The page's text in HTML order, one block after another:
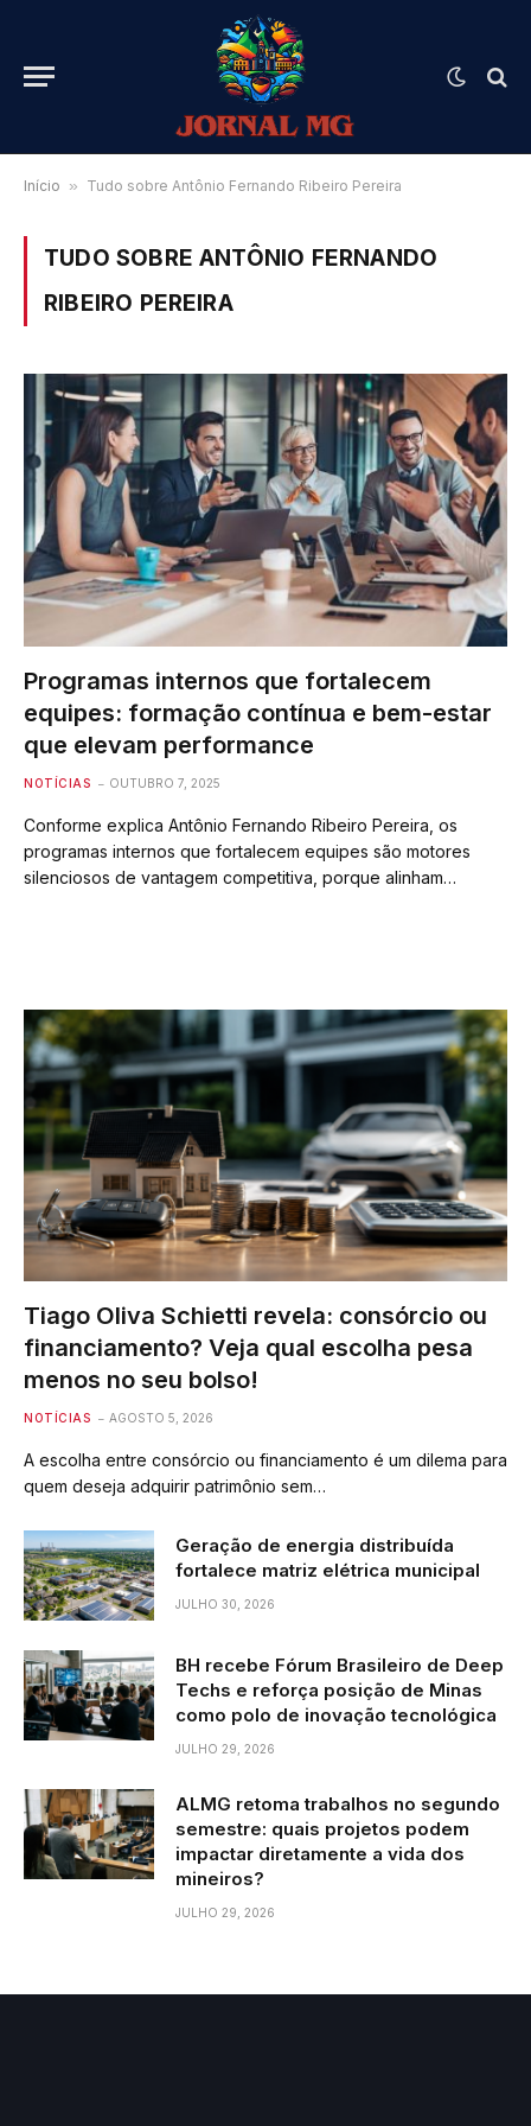
Início » Tudo sobre Antônio Fernando Ribeiro Pereira
TUDO SOBRE ANTÔNIO FERNANDO
RIBEIRO PEREIRA
Programas internos que fortalecem
equipes: formação contínua e bem-estar
que elevam performance
NOTÍCIAS OUTUBRO 7, 2025
Conforme explica Antônio Fernando Ribeiro Pereira, os
programas internos que fortalecem equipes são motores
silenciosos de vantagem competitiva, porque alinham…
Tiago Oliva Schietti revela: consórcio ou
financiamento? Veja qual escolha pesa
menos no seu bolso!
NOTÍCIAS AGOSTO 5, 2026
A escolha entre consórcio ou financiamento é um dilema para
quem deseja adquirir patrimônio sem…
Geração de energia distribuída
fortalece matriz elétrica municipal
JULHO 30, 2026
BH recebe Fórum Brasileiro de Deep
Techs e reforça posição de Minas
como polo de inovação tecnológica
JULHO 29, 2026
ALMG retoma trabalhos no segundo
semestre: quais projetos podem
impactar diretamente a vida dos
mineiros?
JULHO 29, 2026